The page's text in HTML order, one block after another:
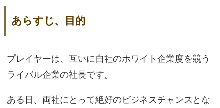
あらすじ、目的
プレイヤーは、互いに自社のホワイト企業度を競う
ライバル企業の社長です。
ある日、両社にとって絶好のビジネスチャンスとな